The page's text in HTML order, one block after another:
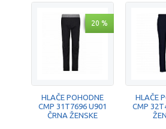
20 %
HLAČE POHODNE
CMP 31T7696 U901
ČRNA ŽENSKE
HLAČE
CMP